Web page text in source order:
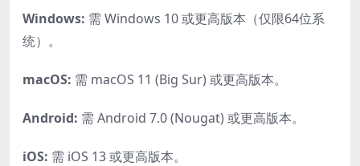
Windows: 需 Windows 10 或更高版本（仅限64位系
统）。
macOS: 需 macOS 11 (Big Sur) 或更高版本。
Android: 需 Android 7.0 (Nougat) 或更高版本。
iOS: 需 iOS 13 或更高版本。